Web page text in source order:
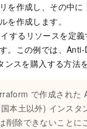
を作成し、その中に
を作成します。
イするリソースを定
。この例では、
スを購入する方法
で作成された
本土以外) インスタ
削除できないことに